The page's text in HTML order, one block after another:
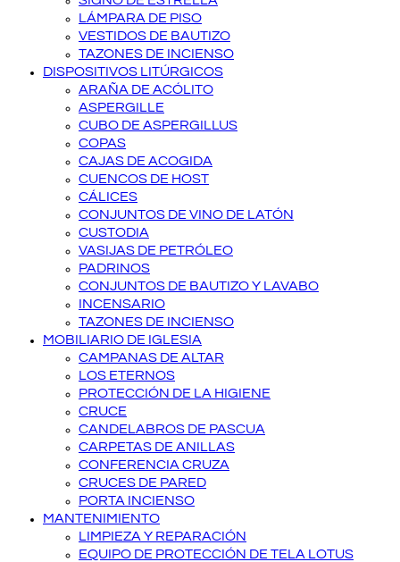
LÁMPARA DE PISO
VESTIDOS DE BAUTIZO
TAZONES DE INCIENSO
DISPOSITIVOS LITÚRGICOS
ARAÑA DE ACÓLITO
ASPERGILLE
CUBO DE ASPERGILLUS
COPAS
CAJAS DE ACOGIDA
CUENCOS DE HOST
CÁLICES
CONJUNTOS DE VINO DE LATÓN
CUSTODIA
VASIJAS DE PETRÓLEO
PADRINOS
CONJUNTOS DE BAUTIZO Y LAVABO
INCENSARIO
TAZONES DE INCIENSO
MOBILIARIO DE IGLESIA
CAMPANAS DE ALTAR
LOS ETERNOS
PROTECCIÓN DE LA HIGIENE
CRUCE
CANDELABROS DE PASCUA
CARPETAS DE ANILLAS
CONFERENCIA CRUZA
CRUCES DE PARED
PORTA INCIENSO
MANTENIMIENTO
LIMPIEZA Y REPARACIÓN
EQUIPO DE PROTECCIÓN DE TELA LOTUS